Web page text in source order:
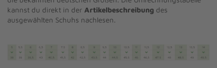
kannst du direkt in der Artikelbeschreibung des
ausgewählten Schuhs nachlesen.